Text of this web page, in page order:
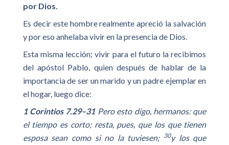
por Dios.
Es decir este hombre realmente apreció la salvación
y por eso anhelaba vivir en la presencia de Dios.
Esta misma lección; vivir para el futuro la recibimos
del apóstol Pablo, quien después de hablar de la
importancia de ser un marido y un padre ejemplar en
el hogar, luego dice:
1 Corintios 7.29–31Pero esto digo, hermanos: que
el tiempo es corto; resta, pues, que los que tienen
esposa sean como si no la tuviesen; 30y los que